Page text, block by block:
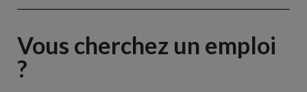
Vous cherchez un emploi
?